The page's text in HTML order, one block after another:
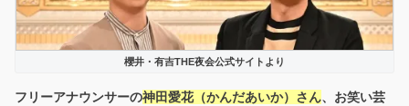
櫻井・有吉THE夜会公式サイトより
フリーアナウンサーの神田愛花（かんだあいか）さん、お笑い芸